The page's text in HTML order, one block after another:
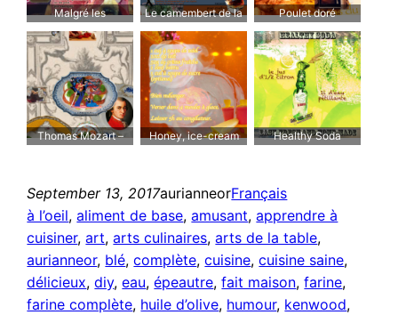
Malgré les
champignons
Le camembert de la
ratatouille – Si tu
rates, tu touilles.
Poulet doré
Thomas Mozart –
Honey, ice-cream
Healthy Soda
September 13, 2017aurianneorFrançais
à l’oeil, aliment de base, amusant, apprendre à
cuisiner, art, arts culinaires, arts de la table
aurianneor, blé, complète, cuisine, cuisine saine
délicieux, diy, eau, épeautre, fait maison, farine
farine complète, huile d’olive, humour, kenwood